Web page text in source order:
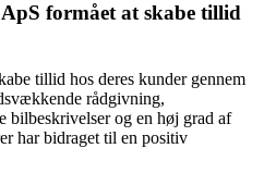
formået at skabe tillid
tillid hos deres kunder gennem
rådgivning,
bilbeskrivelser og en høj grad af
har bidraget til en positiv